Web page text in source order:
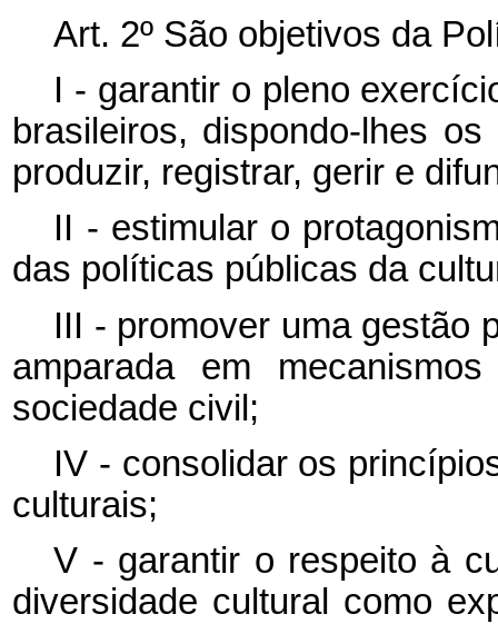
Art. 2º São objetivos da
I - garantir o pleno
brasileiros, dispondo-lhes
produzir, registrar, gerir e
II - estimular o
das políticas públicas da
III - promover uma gestão
amparada em
sociedade civil;
IV - consolidar os
culturais;
V - garantir o respeito à
diversidade cultural como